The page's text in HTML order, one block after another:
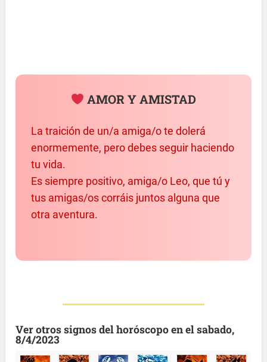
AMOR Y AMISTAD
La traición de un/a amiga/o te dolerá
enormemente, pero debes seguir haciendo
tu vida.
Es siempre positivo, amiga/o Leo, que tú y
tus amigas/os corráis juntos alguna que
otra aventura.
Ver otros signos del horóscopo en el sabado,
8/4/2023